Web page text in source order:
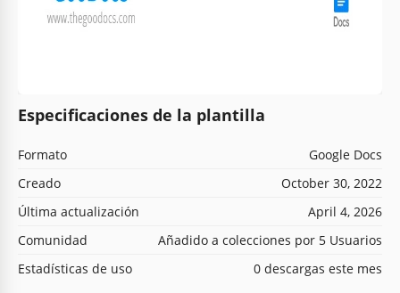
Especificaciones de la plantilla
Formato
Google Docs
Creado
October 30, 2022
Última actualización
April 4, 2026
Comunidad
Añadido a colecciones por 5 Usuarios
Estadísticas de uso
0 descargas este mes